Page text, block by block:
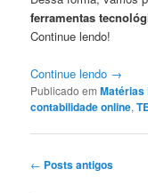
ferramentas
Continue lendo!
Continue lendo →
Publicado em
contabilidade online,
Navegação
← Posts antigos